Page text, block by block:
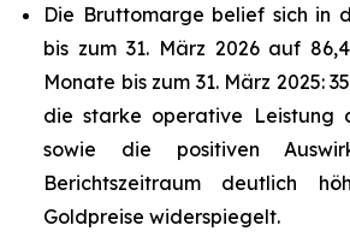
Die Bruttomarge belief sich in
bis zum 31. März 2026 auf
Monate bis zum 31. März 2025:
die starke operative Leistung
sowie die positiven
Berichtszeitraum deutlich
Goldpreise widerspiegelt.